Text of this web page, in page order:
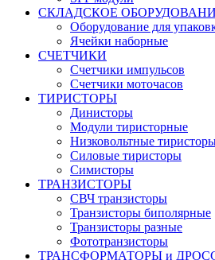
СКЛАДСКОЕ
Оборудование для
Ячейки наборные
СЧЕТЧИКИ
Счетчики импульсов
Счетчики моточасов
ТИРИСТОРЫ
Динисторы
Модули тиристорные
Низковольтные
Силовые тиристоры
Симисторы
ТРАНЗИСТОРЫ
СВЧ транзисторы
Транзисторы биполярные
Транзисторы разные
Фототранзисторы
ТРАНСФОРМАТОРЫ и